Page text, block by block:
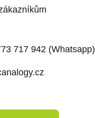
u
717 942 (Whatsapp)